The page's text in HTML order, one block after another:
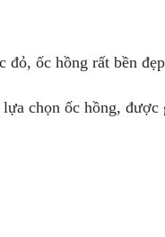
đỏ, ốc hồng rất bền đẹp
chọn ốc hồng, được